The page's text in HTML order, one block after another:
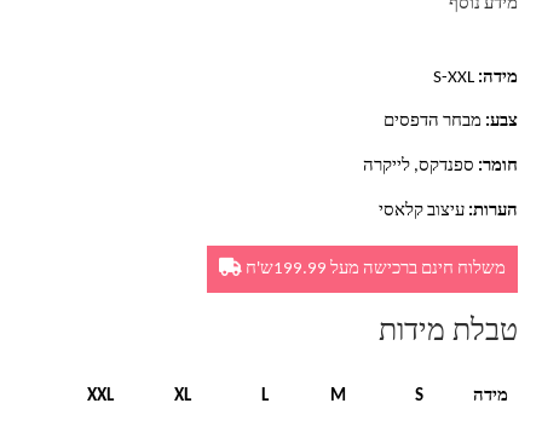
מידע נוסף
מידה: S-XXL
צבע: מבחר הדפסים
חומר: ספנדקס, לייקרה
הערות: עיצוב קלאסי
משלוח חינם ברכישה מעל 199.99ש'ח
טבלת מידות
מידה S
M
L
XL
XXL